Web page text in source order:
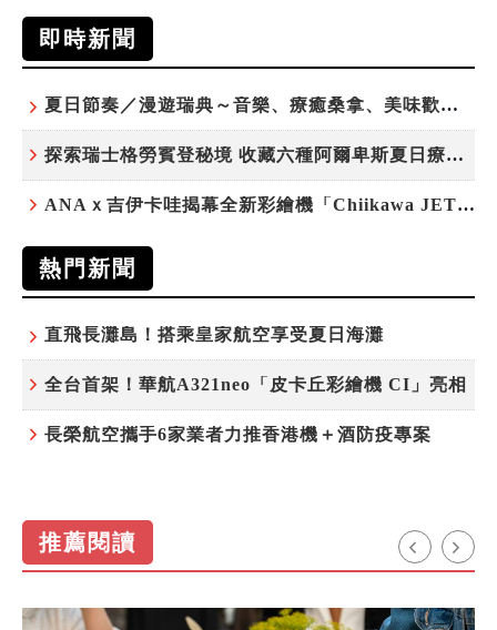
即時新聞
夏日節奏／漫遊瑞典～音樂、療癒桑拿、美味歡樂螯蝦節
探索瑞士格勞賓登秘境 收藏六種阿爾卑斯夏日療癒之旅
ANAｘ吉伊卡哇揭幕全新彩繪機「Chiikawa JET」
熱門新聞
直飛長灘島！搭乘皇家航空享受夏日海灘
全台首架！華航A321neo「皮卡丘彩繪機 CI」亮相
長榮航空攜手6家業者力推香港機＋酒防疫專案
推薦閱讀